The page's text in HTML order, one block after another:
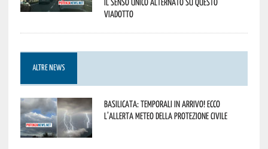
viadotto
ALTRE NEWS
Basilicata: temporali in arrivo! Ecco
l’allerta meteo della Protezione civile